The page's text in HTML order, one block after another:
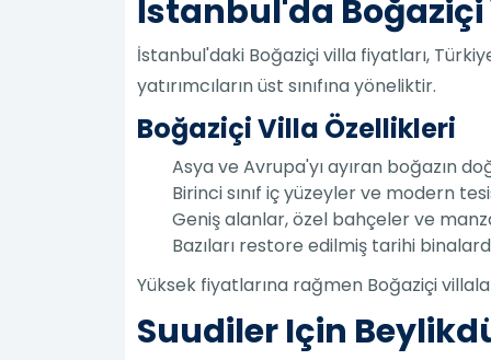
İstanbul'da Boğaziçi
İstanbul'daki Boğaziçi villa fiyatları,
yatırımcıların üst sınıfına yöneliktir.
Boğaziçi Villa Özellikleri
Asya ve Avrupa'yı ayıran boğazın
Birinci sınıf iç yüzeyler ve modern
Geniş alanlar, özel bahçeler ve
Bazıları restore edilmiş tarihi
Yüksek fiyatlarına rağmen Boğaziçi
Suudiler Için